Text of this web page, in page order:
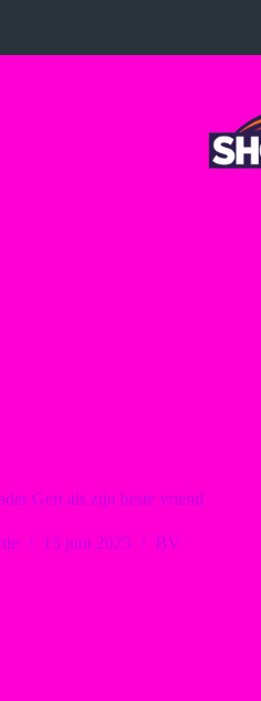
Gert als zijn beste vriend
15 juni 2025 BV